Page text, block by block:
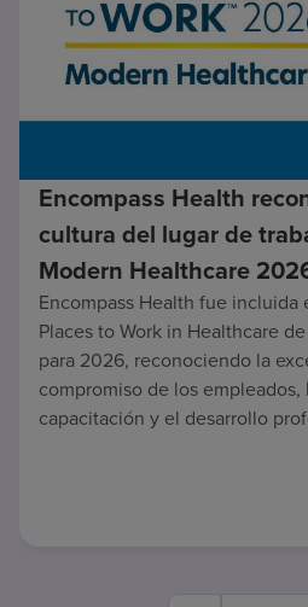
Encompass Health
cultura del lugar de
Modern Healthcare
Encompass Health fue incluida
Places to Work in Healthcare
para 2026, reconociendo la
compromiso de los
capacitación y el desarrollo